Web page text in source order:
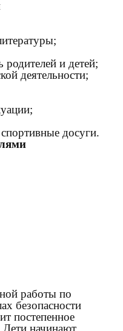
родителей и детей;
деятельности;
досуги.
работы по
безопасности
постепенное
Дети начинают